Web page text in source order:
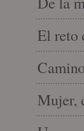
El reto
Mujer,